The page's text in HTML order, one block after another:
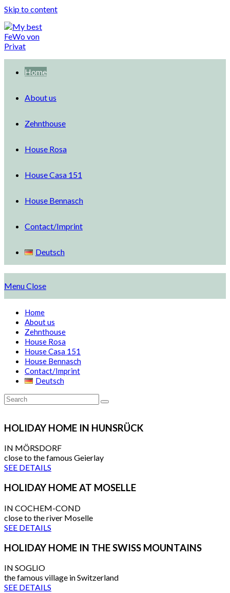
Skip to content
Home
About us
Zehnthouse
House Rosa
House Casa 151
House Bennasch
Contact/Imprint
Deutsch
MenuClose
Home
About us
Zehnthouse
House Rosa
House Casa 151
House Bennasch
Contact/Imprint
Deutsch
HOLIDAY HOME IN HUNSRÜCK
IN MÖRSDORF
close to the famous Geierlay
SEE DETAILS
HOLIDAY HOME AT MOSELLE
IN COCHEM-COND
close to the river Moselle
SEE DETAILS
HOLIDAY HOME IN THE SWISS MOUNTAINS
IN SOGLIO
the famous village in Switzerland
SEE DETAILS